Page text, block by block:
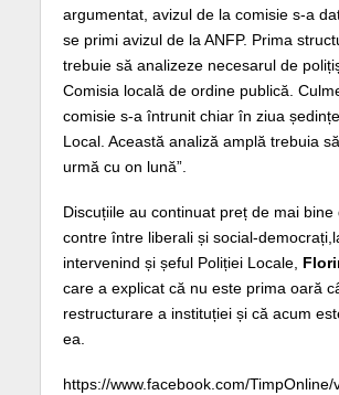
argumentat, avizul de la comisie s-a
se primi avizul de la ANFP. Prima
trebuie să analizeze necesarul de
Comisia locală de ordine publică.
comisie s-a întrunit chiar în ziua
Local. Această analiză amplă trebuia
urmă cu on lună”.
Discuțiile au continuat preț de mai bine
contre între liberali și social-
intervenind și șeful Poliției Locale,
care a explicat că nu este prima oară
restructurare a instituției și că acum
ea.
https://www.facebook.com/TimpOnline/